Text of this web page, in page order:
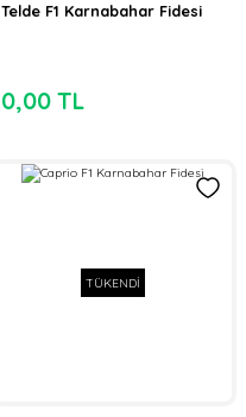
Telde F1 Karnabahar Fidesi
0,00 TL
TÜKENDİ